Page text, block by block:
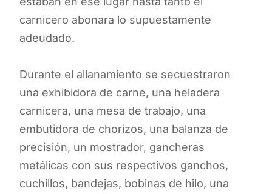
carnicero abonara lo supuestamente
adeudado.
Durante el allanamiento se secuestraron
una exhibidora de carne, una heladera
carnicera, una mesa de trabajo, una
embutidora de chorizos, una balanza de
precisión, un mostrador, gancheras
metálicas con sus respectivos ganchos,
cuchillos, bandejas, bobinas de hilo, una